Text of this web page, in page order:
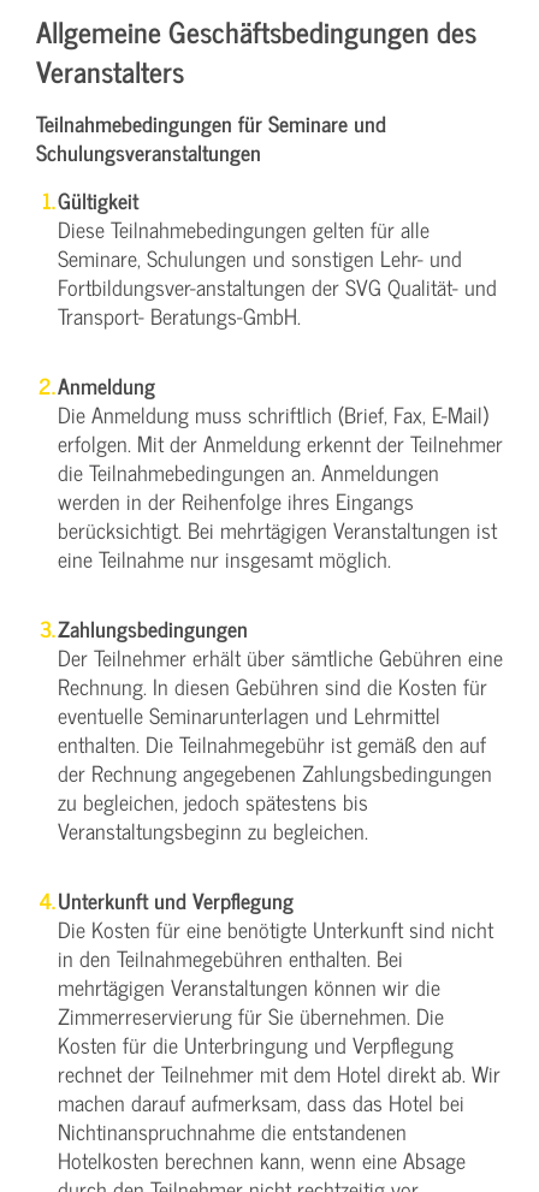
Allgemeine Geschäftsbedingungen des
Veranstalters
Teilnahmebedingungen für Seminare und
Schulungsveranstaltungen
Gültigkeit
Diese Teilnahmebedingungen gelten für alle
Seminare, Schulungen und sonstigen Lehr- und
Fortbildungsver-anstaltungen der SVG Qualität- und
Transport- Beratungs-GmbH.
Anmeldung
Die Anmeldung muss schriftlich (Brief, Fax, E-Mail)
erfolgen. Mit der Anmeldung erkennt der Teilnehmer
die Teilnahmebedingungen an. Anmeldungen
werden in der Reihenfolge ihres Eingangs
berücksichtigt. Bei mehrtägigen Veranstaltungen ist
eine Teilnahme nur insgesamt möglich.
Zahlungsbedingungen
Der Teilnehmer erhält über sämtliche Gebühren eine
Rechnung. In diesen Gebühren sind die Kosten für
eventuelle Seminarunterlagen und Lehrmittel
enthalten. Die Teilnahmegebühr ist gemäß den auf
der Rechnung angegebenen Zahlungsbedingungen
zu begleichen, jedoch spätestens bis
Veranstaltungsbeginn zu begleichen.
Unterkunft und Verpflegung
Die Kosten für eine benötigte Unterkunft sind nicht
in den Teilnahmegebühren enthalten. Bei
mehrtägigen Veranstaltungen können wir die
Zimmerreservierung für Sie übernehmen. Die
Kosten für die Unterbringung und Verpflegung
rechnet der Teilnehmer mit dem Hotel direkt ab. Wir
machen darauf aufmerksam, dass das Hotel bei
Nichtinanspruchnahme die entstandenen
Hotelkosten berechnen kann, wenn eine Absage